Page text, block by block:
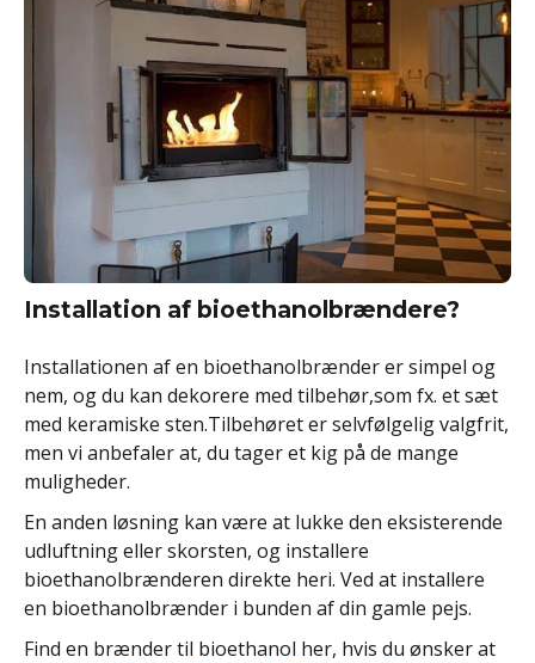
Installation af bioethanolbrændere?
Installationen af en bioethanolbrænder er simpel og
nem, og du kan dekorere med tilbehør,som fx. et sæt
med keramiske sten.Tilbehøret er selvfølgelig valgfrit,
men vi anbefaler at, du tager et kig på de mange
muligheder.
En anden løsning kan være at lukke den eksisterende
udluftning eller skorsten, og installere
bioethanolbrænderen direkte heri. Ved at installere
en bioethanolbrænder i bunden af din gamle pejs.
Find en brænder til bioethanol her, hvis du ønsker at